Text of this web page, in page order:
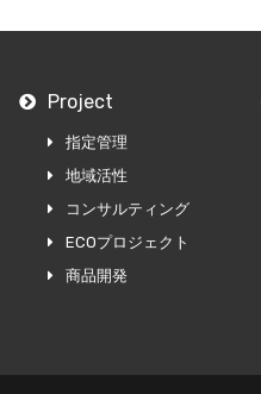
Project
指定管理
地域活性
コンサルティング
ECOプロジェクト
商品開発